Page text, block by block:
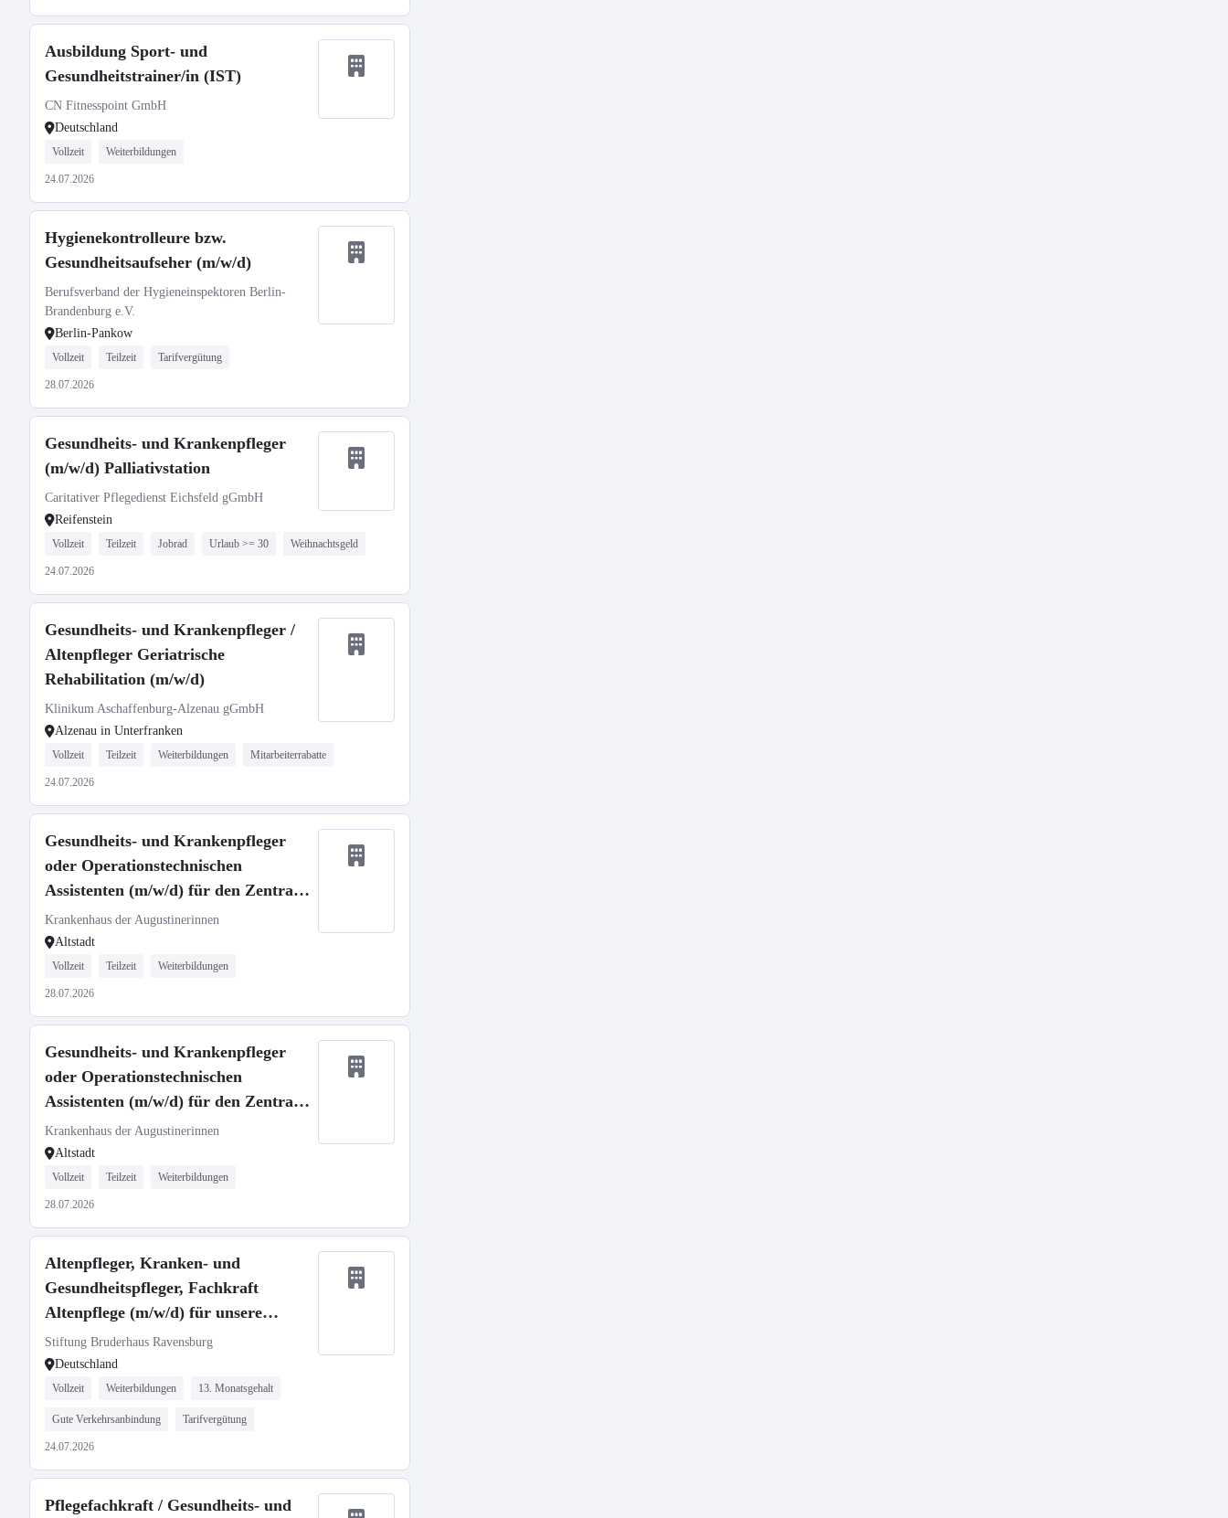
Ausbildung Sport- und
Gesundheitstrainer/in (IST)
CN Fitnesspoint GmbH
Deutschland
Vollzeit Weiterbildungen
24.07.2026
Hygienekontrolleure bzw.
Gesundheitsaufseher (m/w/d)
Berufsverband der Hygieneinspektoren Berlin-
Brandenburg e.V.
Berlin-Pankow
Vollzeit Teilzeit Tarifvergütung
28.07.2026
Gesundheits- und Krankenpfleger
(m/w/d) Palliativstation
Caritativer Pflegedienst Eichsfeld gGmbH
Reifenstein
Vollzeit Teilzeit Jobrad Urlaub >= 30 Weihnachtsgeld
24.07.2026
Gesundheits- und Krankenpfleger /
Altenpfleger Geriatrische
Rehabilitation (m/w/d)
Klinikum Aschaffenburg-Alzenau gGmbH
Alzenau in Unterfranken
Vollzeit Teilzeit Weiterbildungen Mitarbeiterrabatte
24.07.2026
Gesundheits- und Krankenpfleger
oder Operationstechnischen
Assistenten (m/w/d) für den Zentral
OP - Neuaufbau unserer Spätdienste
Krankenhaus der Augustinerinnen
Altstadt
Vollzeit Teilzeit Weiterbildungen
28.07.2026
Gesundheits- und Krankenpfleger
oder Operationstechnischen
Assistenten (m/w/d) für den Zentral
OP - Neuaufbau unserer Flexidienste
Krankenhaus der Augustinerinnen
Altstadt
Vollzeit Teilzeit Weiterbildungen
28.07.2026
Altenpfleger, Kranken- und
Gesundheitspfleger, Fachkraft
Altenpflege (m/w/d) für unsere
Häuser in Ravensburg und
Oberhofen gesucht!
Stiftung Bruderhaus Ravensburg
Deutschland
Vollzeit Weiterbildungen 13. Monatsgehalt
Gute Verkehrsanbindung Tarifvergütung
24.07.2026
Pflegefachkraft / Gesundheits- und